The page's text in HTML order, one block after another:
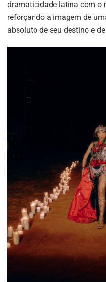
dramaticidade latina com o
reforçando a imagem de
absoluto de seu destino e